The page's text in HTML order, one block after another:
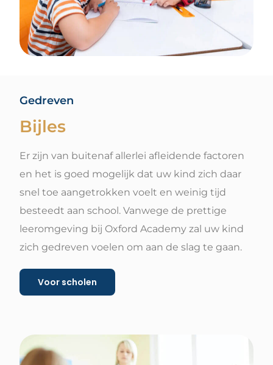
Gedreven
Bijles
Er zijn van buitenaf allerlei afleidende factoren
en het is goed mogelijk dat uw kind zich daar
snel toe aangetrokken voelt en weinig tijd
besteedt aan school. Vanwege de prettige
leeromgeving bij Oxford Academy zal uw kind
zich gedreven voelen om aan de slag te gaan.
Voor scholen